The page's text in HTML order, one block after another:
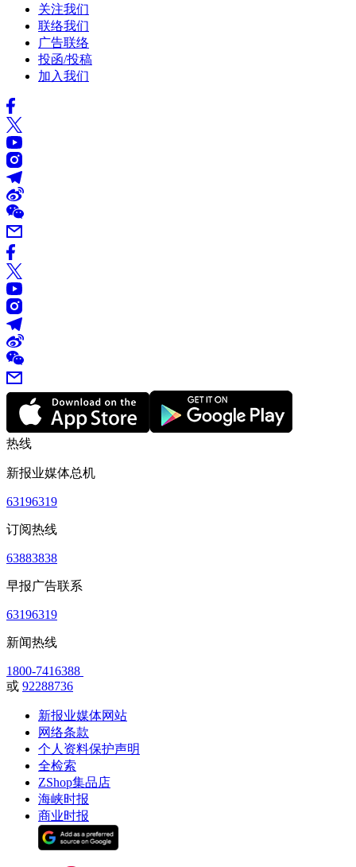
关注我们
联络我们
广告联络
投函/投稿
加入我们
热线
新报业媒体总机
63196319
订阅热线
63883838
早报广告联系
63196319
新闻热线
1800-7416388
或 92288736
新报业媒体网站
网络条款
个人资料保护声明
全检索
ZShop集品店
海峡时报
商业时报